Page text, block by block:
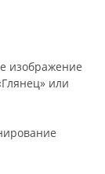
изображение
или